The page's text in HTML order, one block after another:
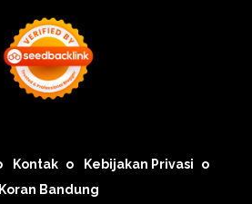
Kontak
Kebijakan Privasi
Koran Bandung